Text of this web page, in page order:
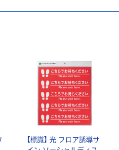
【標識】 光 フロア誘導サ